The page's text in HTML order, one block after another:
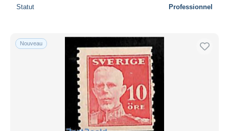
Statut Professionnel
Nouveau